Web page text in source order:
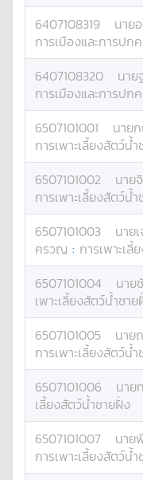
6407108319 นาย
การเมืองและการป
6407108320 นาย
การเมืองและการป
6507101001 นาย
การเพาะเลี้ยงสัตว์น้
6507101002 นาย
การเพาะเลี้ยงสัตว์น้
6507101003 นาย
ครวญ : การเพาะเ
6507101004 นาย
เพาะเลี้ยงสัตว์น้ำชา
6507101005 นาย
การเพาะเลี้ยงสัตว์น้
6507101006 นาย
เลี้ยงสัตว์น้ำชายฝั่ง
6507101007 นาย
การเพาะเลี้ยงสัตว์น้